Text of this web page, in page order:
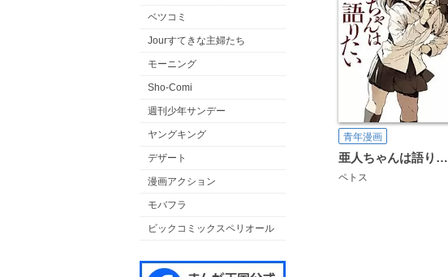
ベツコミ
Jourすてきな主婦たち
モーニング
Sho-Comi
週刊少年サンデー
ヤングキング
デザート
漫画アクション
モバフラ
ビックコミックスペリオール
青年漫画
亜人ちゃんは語りたい
ペトス